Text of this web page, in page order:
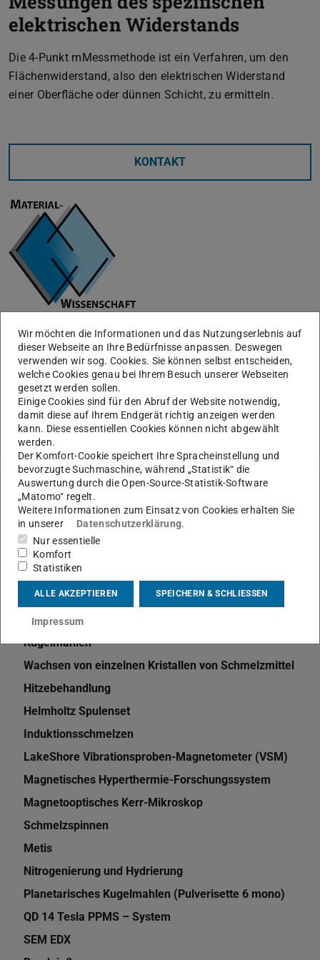
elektrischen Widerstands
Die 4-Punkt mMessmethode ist ein Verfahren, um den
Flächenwiderstand, also den elektrischen Widerstand
einer Oberfläche oder dünnen Schicht, zu ermitteln.
KONTAKT
Themen
Funktionale Materialien (FM)
Weitere Artikel
Kryokugelmahlen (Retsch Kryomühle)
Verdichtung und Verformung
DSC
Anton Paar Rheometer
Bogenschmelzen
Kugelmahlen
Wachsen von einzelnen Kristallen von Schmelzmittel
Hitzebehandlung
Helmholtz Spulenset
Induktionsschmelzen
LakeShore Vibrationsproben-Magnetometer (VSM)
Magnetisches Hyperthermie-Forschungssystem
Magnetooptisches Kerr-Mikroskop
Schmelzspinnen
Metis
Nitrogenierung und Hydrierung
Planetarisches Kugelmahlen (Pulverisette 6 mono)
QD 14 Tesla PPMS – System
SEM EDX
Wir möchten die Informationen und das Nutzungserlebnis auf
dieser Webseite an Ihre Bedürfnisse anpassen. Deswegen
verwenden wir sog. Cookies. Sie können selbst entscheiden,
welche Cookies genau bei Ihrem Besuch unserer Webseiten
gesetzt werden sollen.
Einige Cookies sind für den Abruf der Website notwendig,
damit diese auf Ihrem Endgerät richtig anzeigen werden
kann. Diese essentiellen Cookies können nicht abgewählt
werden.
Der Komfort-Cookie speichert Ihre Spracheinstellung und
bevorzugte Suchmaschine, während „Statistik“ die
Auswertung durch die Open-Source-Statistik-Software
„Matomo“ regelt.
Weitere Informationen zum Einsatz von Cookies erhalten Sie
in unserer
Datenschutzerklärung.
Nur essentielle
Komfort
Statistiken
ALLE AKZEPTIEREN SPEICHERN & SCHLIESSEN
Impressum